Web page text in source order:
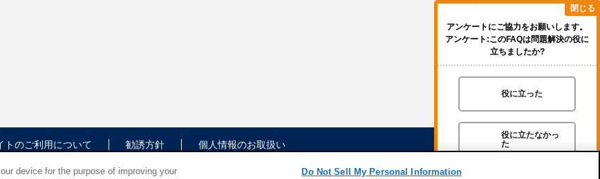
閉じる
アンケートにご協力をお願いします。
アンケート:このFAQは問題解決の役に
立ちましたか?
役に立った
役に立たなかっ
た
トのご利用について 勧誘方針 個人情報のお取扱い
device for the purpose of improving your Do Not Sell My Personal Information